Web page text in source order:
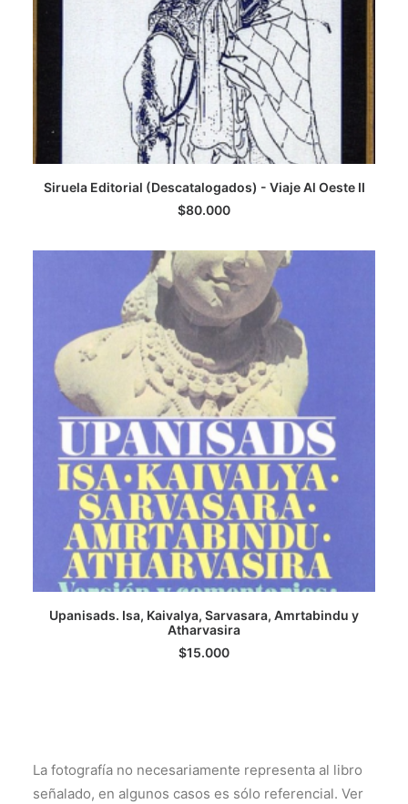
LEER MÁS
Siruela Editorial (Descatalogados) - Viaje Al Oeste II
$80.000
AGREGAR AL CARRITO
Upanisads. Isa, Kaivalya, Sarvasara, Amrtabindu y
Atharvasira
$15.000
La fotografía no necesariamente representa al libro
señalado, en algunos casos es sólo referencial. Ver